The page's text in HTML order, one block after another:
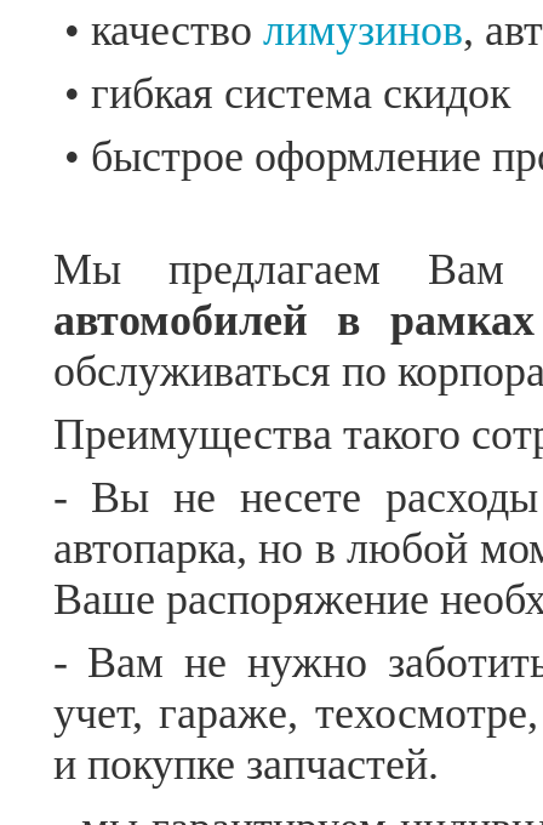
• качество лимузинов,
• гибкая система скидок
• быстрое оформление
Мы предлагаем Вам
автомобилей в
обслуживаться по
Преимущества такого
- Вы не несете
автопарка, но в любой
Ваше распоряжение
- Вам не нужно
учет, гараже,
и покупке запчастей.